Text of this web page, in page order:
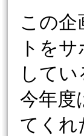
この企
トを
してい
今年度
てくれ